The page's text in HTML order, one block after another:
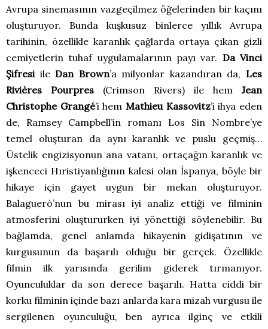
Avrupa sinemasının vazgeçilmez öğelerinden bir kaçını
oluşturuyor. Bunda kuşkusuz binlerce yıllık Avrupa
tarihinin, özellikle karanlık çağlarda ortaya çıkan gizli
cemiyetlerin tuhaf uygulamalarının payı var. Da Vinci
ŞifresiileDan Brown’a milyonlar kazandıran da,Les
Rivières Pourpres (Crimson Rivers) ile hem Jean
Christophe Grangé’i hemMathieu Kassovitz’i ihya eden
de, Ramsey Campbell’in romanı Los Sin Nombre’ye
temel oluşturan da aynı karanlık ve puslu geçmiş…
Üstelik engizisyonun ana vatanı, ortaçağın karanlık ve
işkenceci Hıristiyanlığının kalesi olan İspanya, böyle bir
hikaye için gayet uygun bir mekan oluşturuyor.
Balagueró’nun bu mirası iyi analiz ettiği ve filminin
atmosferini oluştururken iyi yönettiği söylenebilir. Bu
bağlamda, genel anlamda hikayenin gidişatının ve
kurgusunun da başarılı olduğu bir gerçek. Özellikle
filmin ilk yarısında gerilim giderek tırmanıyor.
Oyunculuklar da son derece başarılı. Hatta ciddi bir
korku filminin içinde bazı anlarda kara mizah vurgusu ile
sergilenen oyunculuğu, ben ayrıca ilginç ve etkili